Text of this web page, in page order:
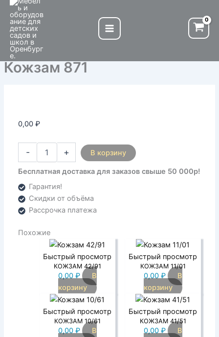
Перейти
содержимому
Кожзам 871
0,00₽
-
Количество
товара
Кожзам
871
+ В корзину
Бесплатная доставка для заказов свыше 50 000р!
Гарантия!
Скидки от объёма
Рассрочка платежа
Похожие
Быстрый просмотр
КОЖЗАМ 42/91
0,00 ₽
В
корзину
Быстрый просмотр
КОЖЗАМ 11/01
0,00 ₽
В
корзину
Быстрый просмотр
КОЖЗАМ 10/61
0,00 ₽
В
Быстрый просмотр
КОЖЗАМ 41/51
0,00 ₽
В